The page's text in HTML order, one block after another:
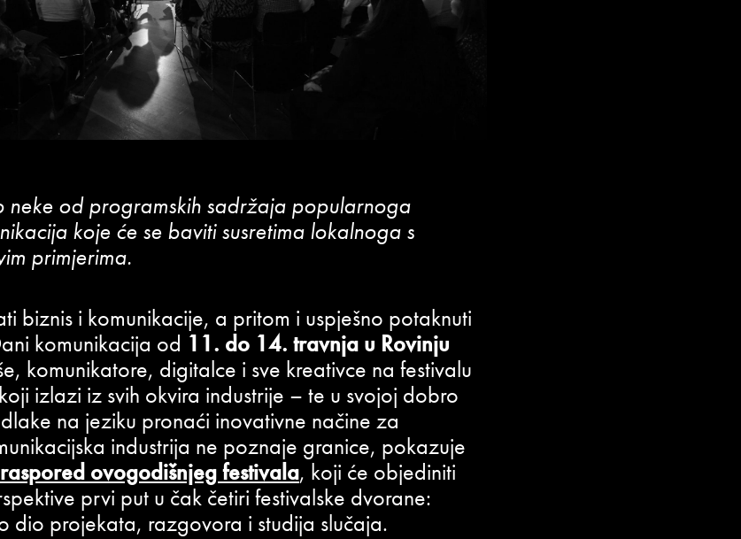
neke od programskih sadržaja popularnoga
koje će se baviti susretima lokalnoga s
primjerima.
biznis i komunikacije, a pritom i uspješno potaknuti
komunikacija od 11. do 14. travnja u Rovinju
komunikatore, digitalce i sve kreativce na festivalu
izlazi iz svih okvira industrije – te u svojoj dobro
na jeziku pronaći inovativne načine za
industrija ne poznaje granice, pokazuje
ovogodišnjeg festivala, koji će objediniti
prvi put u čak četiri festivalske dvorane:
dio projekata, razgovora i studija slučaja.